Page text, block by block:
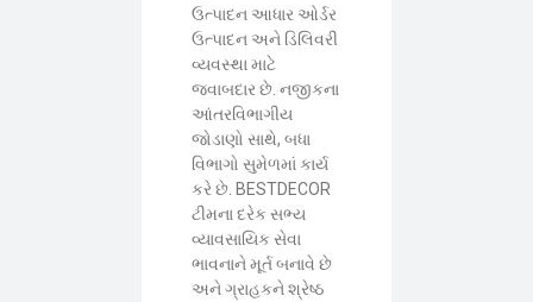
ઉત્પાદન આધાર ઓર્ડર
ઉત્પાદન અને ડિલિવરી
વ્યવસ્થા માટે
જવાબદાર છે. નજીકના
આંતરવિભાગીય
જોડાણો સાથે, બધા
વિભાગો સુમેળમાં કાર્ય
કરે છે. BESTDECOR
ટીમના દરેક સભ્ય
વ્યાવસાયિક સેવા
ભાવનાને મૂર્ત બનાવે છે
અને ગ્રાહકને શ્રેષ્ઠ